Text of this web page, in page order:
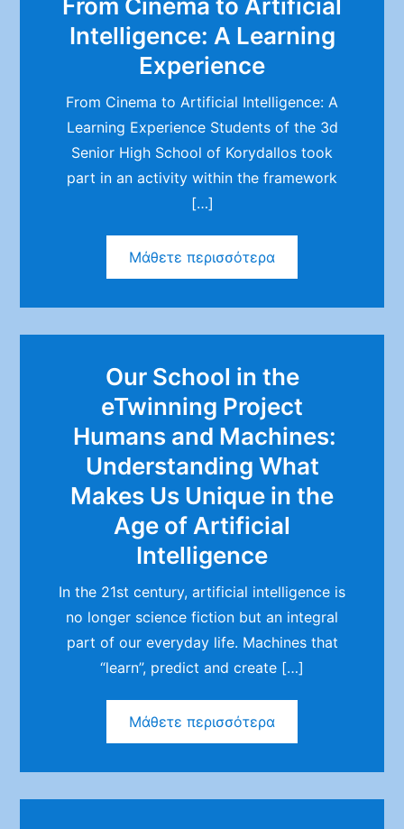
From Cinema to Artificial
Intelligence: A Learning
Experience
From Cinema to Artificial Intelligence: A
Learning Experience Students of the 3d
Senior High School of Korydallos took
part in an activity within the framework
[…]
Μάθετε περισσότερα
Our School in the
eTwinning Project
Humans and Machines:
Understanding What
Makes Us Unique in the
Age of Artificial
Intelligence
In the 21st century, artificial intelligence is
no longer science fiction but an integral
part of our everyday life. Machines that
“learn”, predict and create […]
Μάθετε περισσότερα